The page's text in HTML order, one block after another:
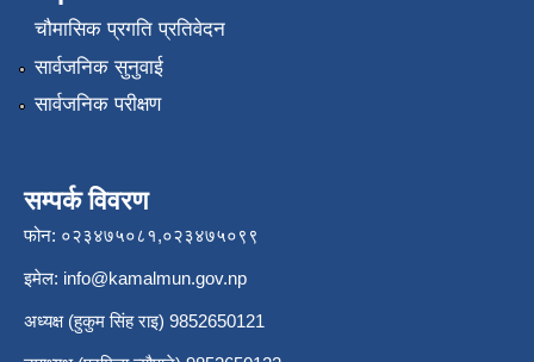
चौमासिक प्रगति प्रतिवेदन
सार्वजनिक सुनुवाई
सार्वजनिक परीक्षण
सम्पर्क विवरण
फोन: ०२३४७५०८१,०२३४७५०९९
इमेल: info@kamalmun.gov.np
अध्यक्ष (हुकुम सिंह राइ) 9852650121